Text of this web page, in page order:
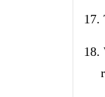
17.
18.